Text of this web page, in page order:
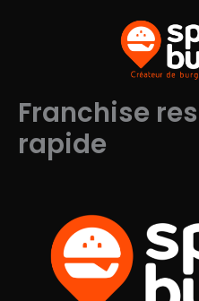
Franchise
rapide